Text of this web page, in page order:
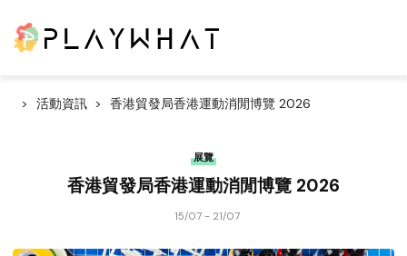
活動資訊 香港貿發局香港運動消閒博覽 2026
展覽
香港貿發局香港運動消閒博覽 2026
15/07 - 21/07